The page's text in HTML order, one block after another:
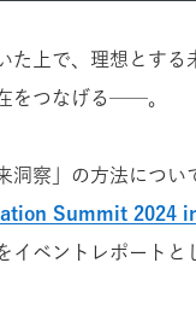
た上で、理想とす
をつなげる──。
洞察」の方法につ
Summit 2024
イベントレポートと